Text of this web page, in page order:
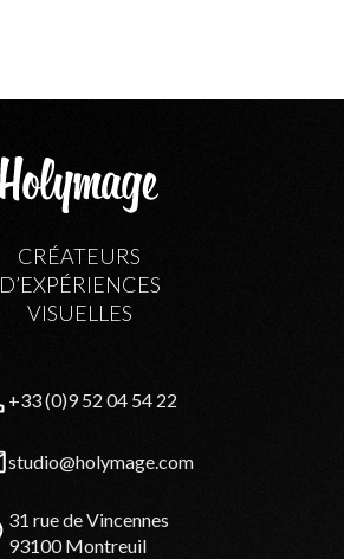
CRÉATEURS
D’EXPÉRIENCES
VISUELLES
+33 (0)9 52 04 54 22
studio@holymage.com
31 rue de Vincennes
93100 Montreuil